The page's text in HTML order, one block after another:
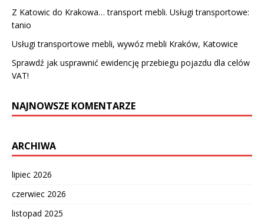
Z Katowic do Krakowa… transport mebli. Usługi transportowe:
tanio
Usługi transportowe mebli, wywóz mebli Kraków, Katowice
Sprawdź jak usprawnić ewidencję przebiegu pojazdu dla celów
VAT!
NAJNOWSZE KOMENTARZE
ARCHIWA
lipiec 2026
czerwiec 2026
listopad 2025